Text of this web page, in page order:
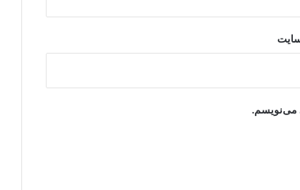
می‌نویسم.